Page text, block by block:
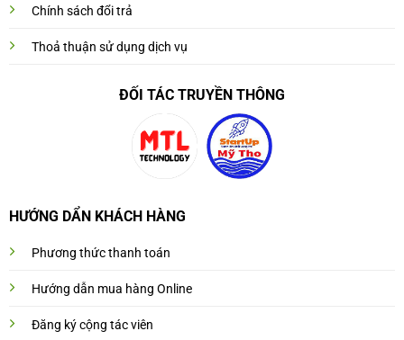
Chính sách đổi trả
Thoả thuận sử dụng dịch vụ
ĐỐI TÁC TRUYỀN THÔNG
HƯỚNG DẨN KHÁCH HÀNG
Phương thức thanh toán
Hướng dẫn mua hàng Online
Đăng ký cộng tác viên